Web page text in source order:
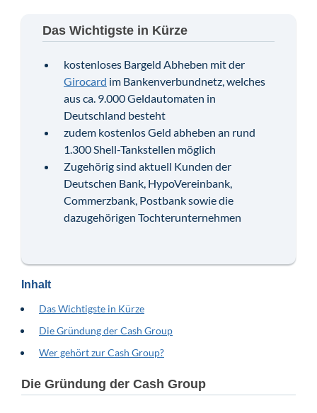
Das Wichtigste in Kürze
kostenloses Bargeld Abheben mit der
Girocard im Bankenverbundnetz, welches
aus ca. 9.000 Geldautomaten in
Deutschland besteht
zudem kostenlos Geld abheben an rund
1.300 Shell-Tankstellen möglich
Zugehörig sind aktuell Kunden der
Deutschen Bank, HypoVereinbank,
Commerzbank, Postbank sowie die
dazugehörigen Tochterunternehmen
Inhalt
Das Wichtigste in Kürze
Die Gründung der Cash Group
Wer gehört zur Cash Group?
Die Gründung der Cash Group